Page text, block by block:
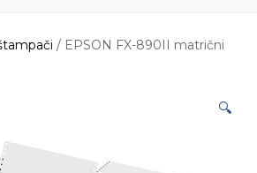
/ EPSON FX-890II matrični
🔍